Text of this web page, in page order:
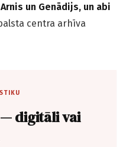
un Genādijs, un abi
centra arhīva
digitāli vai